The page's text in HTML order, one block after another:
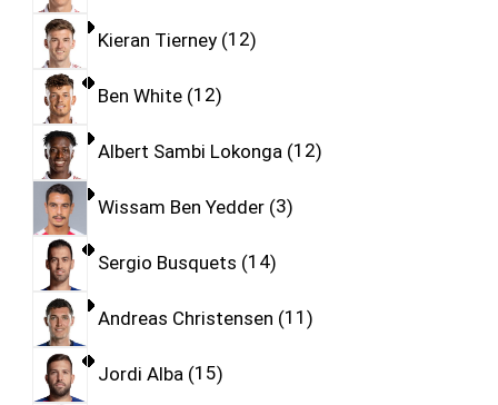
Kieran Tierney 12
Ben White 12
Albert Sambi Lokonga 12
Wissam Ben Yedder 3
Sergio Busquets 14
Andreas Christensen 11
Jordi Alba 15